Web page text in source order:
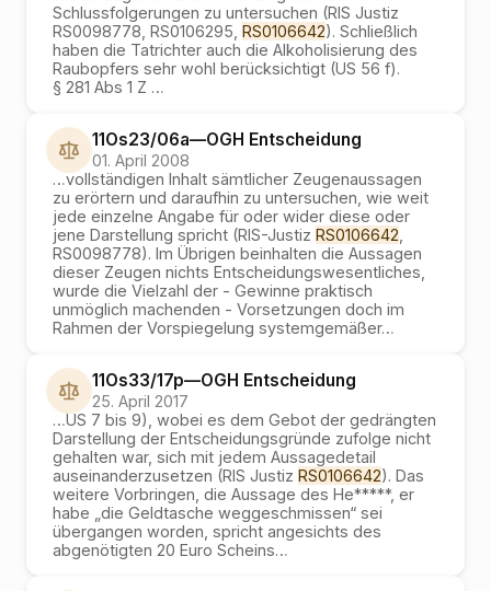
Schlussfolgerungen zu untersuchen (RIS Justiz
RS0098778, RS0106295, RS0106642). Schließlich
haben die Tatrichter auch die Alkoholisierung des
Raubopfers sehr wohl berücksichtigt (US 56 f).
§ 281 Abs 1 Z …
11Os23/06a—OGH Entscheidung
01. April 2008
…vollständigen Inhalt sämtlicher Zeugenaussagen
zu erörtern und daraufhin zu untersuchen, wie weit
jede einzelne Angabe für oder wider diese oder
jene Darstellung spricht (RIS-Justiz RS0106642
RS0098778). Im Übrigen beinhalten die Aussagen
dieser Zeugen nichts Entscheidungswesentliches,
wurde die Vielzahl der - Gewinne praktisch
unmöglich machenden - Vorsetzungen doch im
Rahmen der Vorspiegelung systemgemäßer…
11Os33/17p—OGH Entscheidung
25. April 2017
…US 7 bis 9), wobei es dem Gebot der gedrängten
Darstellung der Entscheidungsgründe zufolge nicht
gehalten war, sich mit jedem Aussagedetail
auseinanderzusetzen (RIS Justiz RS0106642). Das
weitere Vorbringen, die Aussage des He*****, er
habe „die Geldtasche weggeschmissen“ sei
übergangen worden, spricht angesichts des
abgenötigten 20 Euro Scheins…